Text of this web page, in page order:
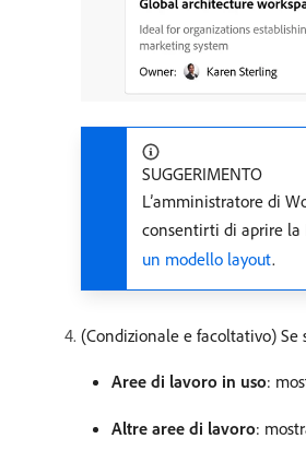
SUGGERIMENTO
L’amministratore di
consentirti di aprire la
un modello layout.
(Condizionale e facoltativo)
Aree di lavoro in uso:
Altre aree di lavoro: